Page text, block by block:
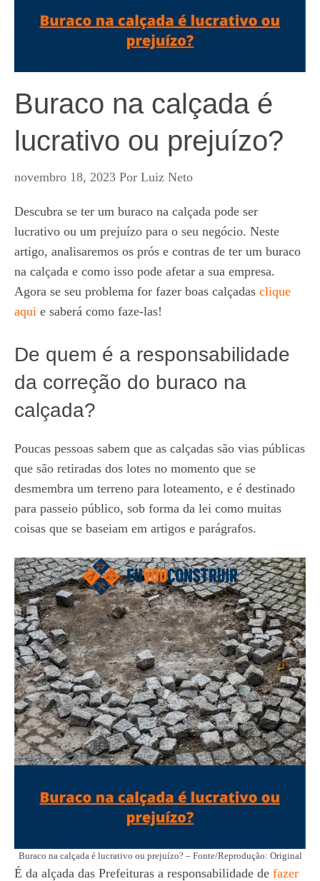
Buraco na calçada é
lucrativo ou prejuízo?
novembro 18, 2023 Por Luiz Neto
Descubra se ter um buraco na calçada pode ser
lucrativo ou um prejuízo para o seu negócio. Neste
artigo, analisaremos os prós e contras de ter um buraco
na calçada e como isso pode afetar a sua empresa.
Agora se seu problema for fazer boas calçadas clique
aqui e saberá como faze-las!
De quem é a responsabilidade
da correção do buraco na
calçada?
Poucas pessoas sabem que as calçadas são vias públicas
que são retiradas dos lotes no momento que se
desmembra um terreno para loteamento, e é destinado
para passeio público, sob forma da lei como muitas
coisas que se baseiam em artigos e parágrafos.
Buraco na calçada é lucrativo ou prejuízo? – Fonte/Reprodução: Original
É da alçada das Prefeituras a responsabilidade de fazer